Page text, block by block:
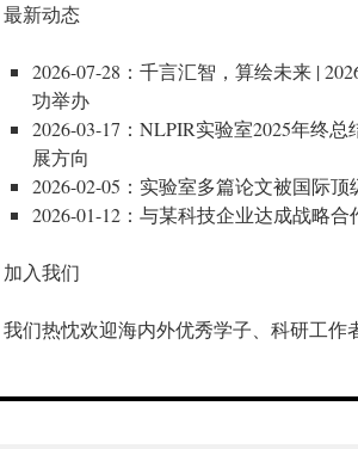
最新动态
2026-07-28：千言汇智，算绘未来 |
功举办
2026-03-17：NLPIR实验室2025年终
展方向
2026-02-05：实验室多篇论文被国际
2026-01-12：与某科技企业达成战略
加入我们
我们热忱欢迎海内外优秀学子、科研工作